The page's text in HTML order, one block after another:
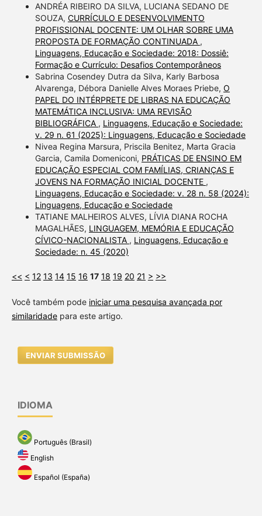
ANDRÉA RIBEIRO DA SILVA, LUCIANA SEDANO DE
SOUZA, CURRÍCULO E DESENVOLVIMENTO
PROFISSIONAL DOCENTE: UM OLHAR SOBRE UMA
PROPOSTA DE FORMAÇÃO CONTINUADA ,
Linguagens, Educação e Sociedade: 2018: Dossiê:
Formação e Currículo: Desafios Contemporâneos
Sabrina Cosendey Dutra da Silva, Karly Barbosa
Alvarenga, Débora Danielle Alves Moraes Priebe, O
PAPEL DO INTÉRPRETE DE LIBRAS NA EDUCAÇÃO
MATEMÁTICA INCLUSIVA: UMA REVISÃO
BIBLIOGRÁFICA , Linguagens, Educação e Sociedade:
v. 29 n. 61 (2025): Linguagens, Educação e Sociedade
Nivea Regina Marsura, Priscila Benitez, Marta Gracia
Garcia, Camila Domeniconi, PRÁTICAS DE ENSINO EM
EDUCAÇÃO ESPECIAL COM FAMÍLIAS, CRIANÇAS E
JOVENS NA FORMAÇÃO INICIAL DOCENTE ,
Linguagens, Educação e Sociedade: v. 28 n. 58 (2024):
Linguagens, Educação e Sociedade
TATIANE MALHEIROS ALVES, LÍVIA DIANA ROCHA
MAGALHÃES, LINGUAGEM, MEMÓRIA E EDUCAÇÃO
CÍVICO-NACIONALISTA , Linguagens, Educação e
Sociedade: n. 45 (2020)
<< < 12 13 14 15 16 17 18 19 20 21 > >>
Você também pode iniciar uma pesquisa avançada por
similaridadepara este artigo.
ENVIAR SUBMISSÃO
IDIOMA
Português (Brasil)
English
Español (España)